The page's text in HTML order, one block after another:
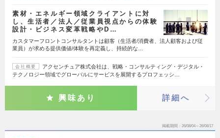
素材・エネルギー領域クライアントに対
し、生活者／法人／従業員視点からの体験
設計・ビジネス変革戦略やD…
カスタマーフロントコンサルタントは顧客（生活者/消費者、法人顧客および従
業員）が求める提供価値/体験を再定義し、持続的な…
会社概要
アクセンチュア株式会社は、戦略・コンサルティング・デジタル・
テクノロジー領域でグローバルにサービスを展開するプロフェッシ…
興味あり 詳細へ
掲載期間 26/08/04～26/08/17